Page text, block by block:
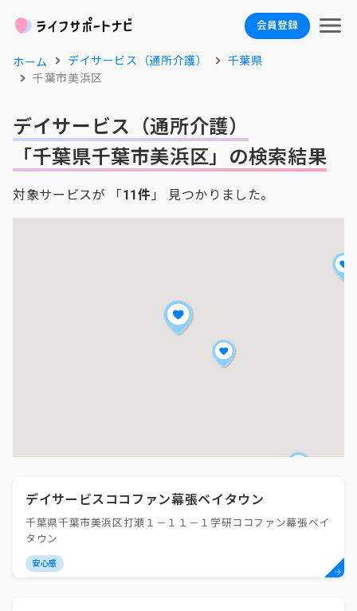
会員登録
ホーム デイサービス（通所介護）
千葉県
千葉市美浜区
デイサービス（通所介護）
「千葉県千葉市美浜区」の検索結果
対象サービスが 「11件 」 見つかりました。
デイサービスココファン幕張ベイタウン
千葉県千葉市美浜区打瀬１－１１－１学研ココファン幕張ベイ
タウン
安心感